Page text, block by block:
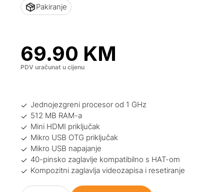
Pakiranje
69.90 KM
PDV uračunat u cijenu
Jednojezgreni procesor od 1 GHz
512 MB RAM-a
Mini HDMI priključak
Mikro USB OTG priključak
Mikro USB napajanje
40-pinsko zaglavlje kompatibilno s HAT-om
Kompozitni zaglavlja videozapisa i resetiranje